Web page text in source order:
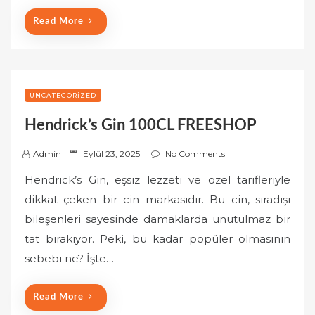
Read More
UNCATEGORIZED
Hendrick’s Gin 100CL FREESHOP
Admin
P
s
t
e
d
o
Eylül 23, 2025 No Comments
Hendrick’s Gin, eşsiz lezzeti ve özel tarifleriyle
dikkat çeken bir cin markasıdır. Bu cin, sıradışı
bileşenleri sayesinde damaklarda unutulmaz bir
tat bırakıyor. Peki, bu kadar popüler olmasının
sebebi ne? İşte…
Read More